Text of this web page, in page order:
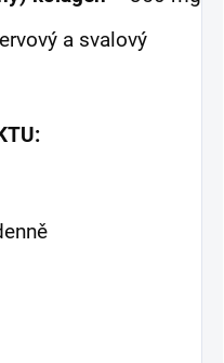
a svalový